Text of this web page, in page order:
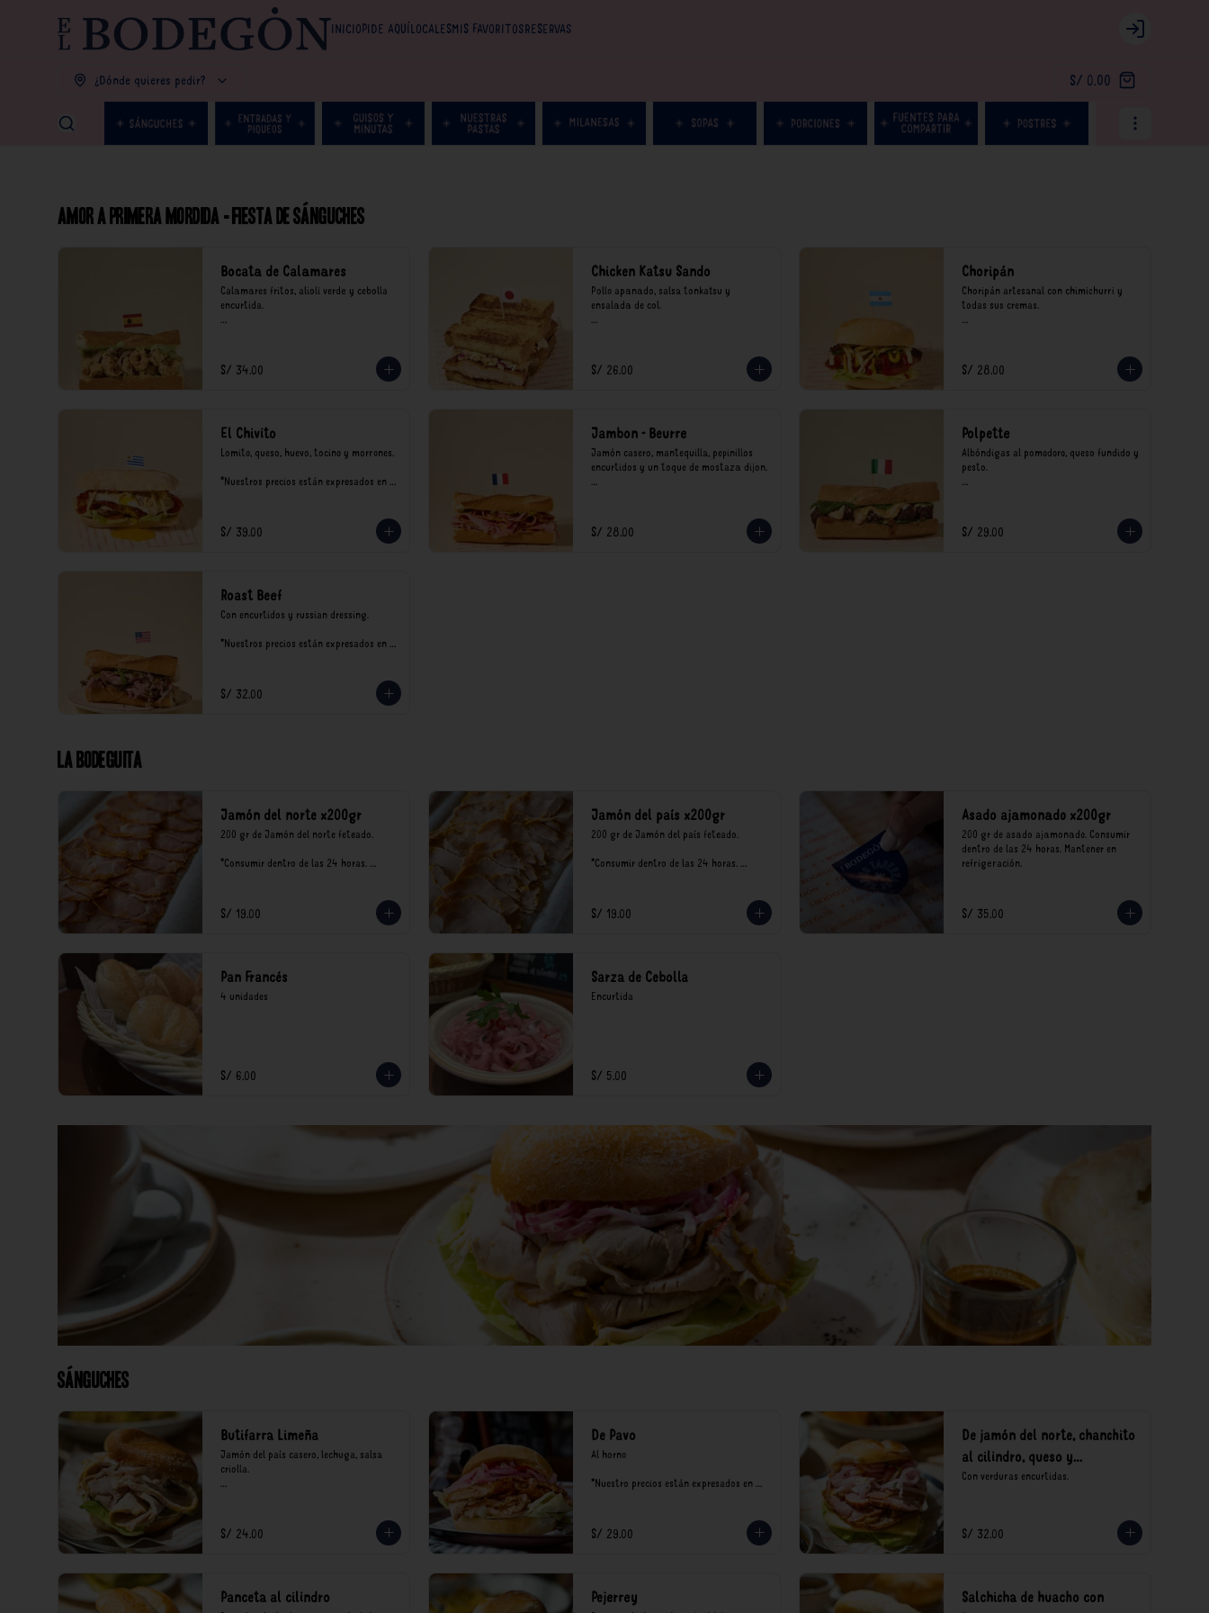
INICIOPIDE AQUÍLOCALESMIS FAVORITOSRESERVAS Login
¿Dónde quieres pedir? S/ 0.00
Amor a primera mordida - Fiesta de Sánguches
Bocata de Calamares
Calamares fritos, alioli verde y cebolla
encurtida.
recargo al consumo.
S/ 34.00
Chicken Katsu Sando
Pollo apanado, salsa tonkatsu y
ensalada de col.
recargo al consumo.
S/ 26.00
Choripán
Choripán artesanal con chimichurri y
todas sus cremas.
recargo al consumo.
S/ 28.00
El Chivito
Lomito, queso, huevo, tocino y morrones.
*Nuestros precios están expresados en
S/ 39.00
Jambon - Beurre
Jamón casero, mantequilla, pepinillos
encurtidos y un toque de mostaza dijon.
recargo al consumo.
S/ 28.00
Polpette
Albóndigas al pomodoro, queso fundido y
pesto.
recargo al consumo.
S/ 29.00
Roast Beef
Con encurtidos y russian dressing.
*Nuestros precios están expresados en
S/ 32.00
La Bodeguita
Jamón del norte x200gr
200 gr de Jamón del norte feteado.
*Consumir dentro de las 24 horas.
soles e incluyen impuestos de ley y
recargo al consumo.
S/ 19.00
Jamón del país x200gr
200 gr de Jamón del país feteado.
*Consumir dentro de las 24 horas.
soles e incluyen impuestos de ley y
recargo al consumo.
S/ 19.00
Asado ajamonado x200gr
200 gr de asado ajamonado. Consumir
dentro de las 24 horas. Mantener en
refrigeración.
S/ 35.00
Pan Francés
4 unidades
S/ 6.00
Sarza de Cebolla
Encurtida
S/ 5.00
Sánguches
Butifarra Limeña
Jamón del país casero, lechuga, salsa
criolla.
recargo al consumo.
S/ 24.00
De Pavo
Al horno
*Nuestro precios están expresados en
S/ 29.00
De jamón del norte, chanchito
al cilindro, queso y
encurtidos
Con verduras encurtidas.
S/ 32.00
Panceta al cilindro Pejerrey
Salchicha de huacho con